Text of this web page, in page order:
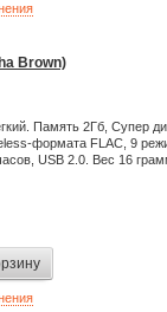
Brown)
Память 2Гб, Супер
формата FLAC, 9
USB 2.0. Вес 16